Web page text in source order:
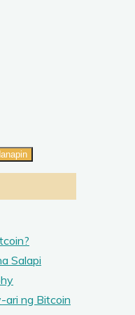
Salapi
ari ng Bitcoin